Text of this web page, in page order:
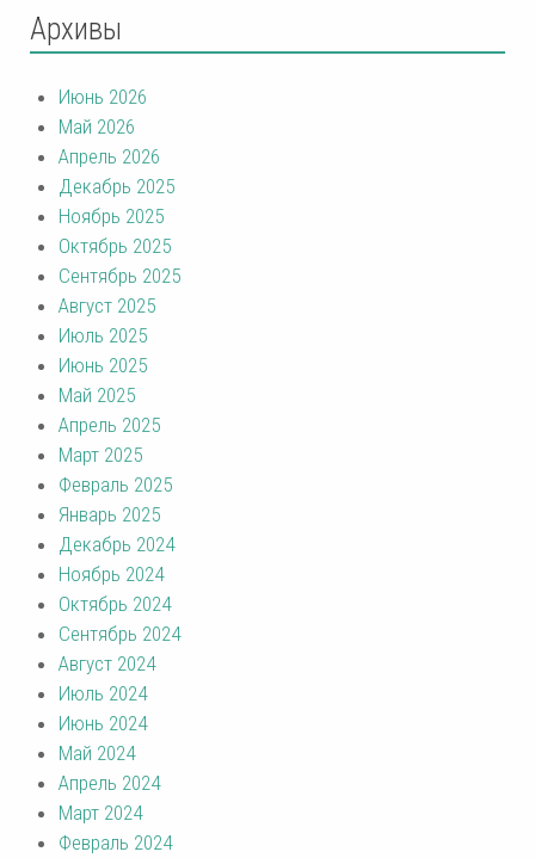
Архивы
Июнь 2026
Май 2026
Апрель 2026
Декабрь 2025
Ноябрь 2025
Октябрь 2025
Сентябрь 2025
Август 2025
Июль 2025
Июнь 2025
Май 2025
Апрель 2025
Март 2025
Февраль 2025
Январь 2025
Декабрь 2024
Ноябрь 2024
Октябрь 2024
Сентябрь 2024
Август 2024
Июль 2024
Июнь 2024
Май 2024
Апрель 2024
Март 2024
Февраль 2024